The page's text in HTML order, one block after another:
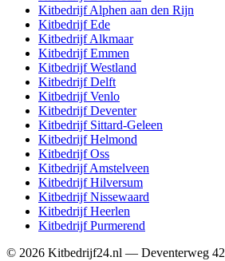
KitbedrijfAlphen aan den Rijn
KitbedrijfEde
KitbedrijfAlkmaar
KitbedrijfEmmen
KitbedrijfWestland
KitbedrijfDelft
KitbedrijfVenlo
KitbedrijfDeventer
Kitbedrijf Sittard-Geleen
KitbedrijfHelmond
KitbedrijfOss
KitbedrijfAmstelveen
KitbedrijfHilversum
KitbedrijfNissewaard
KitbedrijfHeerlen
KitbedrijfPurmerend
© 2026 Kitbedrijf24.nl — Deventerweg 42